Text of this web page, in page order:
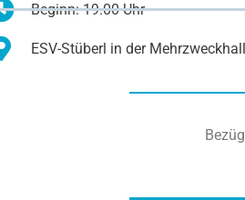
Beginn: 19.00 Uhr
ESV-Stüberl in der